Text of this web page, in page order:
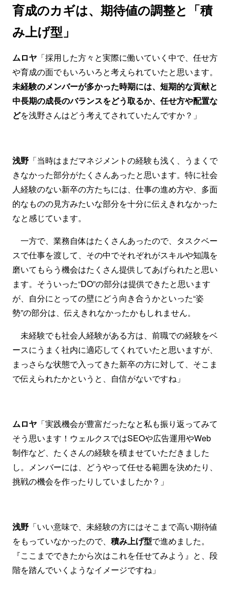
育成のカギは、期待値の調整と「積
み上げ型」
ムロヤ 「採用した方々と実際に働いていく中で、任せ方
や育成の面でもいろいろと考えられていたと思います。
未経験のメンバーが多かった時期には、短期的な貢献と
中長期の成長のバランスをどう取るか、任せ方や配置な
どを浅野さんはどう考えてされていたんですか？」
浅野 「当時はまだマネジメントの経験も浅く、うまくで
きなかった部分がたくさんあったと思います。特に社会
人経験のない新卒の方たちには、仕事の進め方や、多面
的なものの見方みたいな部分を十分に伝えきれなかった
なと感じています。
一方で、業務自体はたくさんあったので、タスクベー
スで仕事を渡して、その中でそれぞれがスキルや知識を
磨いてもらう機会はたくさん提供してあげられたと思い
ます。そういった“DO”の部分は提供できたと思います
が、自分にとっての壁にどう向き合うかといった“姿
勢”の部分は、伝えきれなかったかもしれません。
未経験でも社会人経験がある方は、前職での経験をベ
ースにうまく社内に適応してくれていたと思いますが、
まっさらな状態で入ってきた新卒の方に対して、そこま
で伝えられたかというと、自信がないですね」
ムロヤ 「実践機会が豊富だったなと私も振り返ってみて
そう思います！ウェルクスではSEOや広告運用やWeb
制作など、たくさんの経験を積ませていただきました
し。メンバーには、どうやって任せる範囲を決めたり、
挑戦の機会を作ったりしていましたか？」
浅野 「いい意味で、未経験の方にはそこまで高い期待値
をもっていなかったので、 積み上げ型で進めました。
『ここまでできたから次はこれを任せてみよう』と、段
階を踏んでいくようなイメージですね」